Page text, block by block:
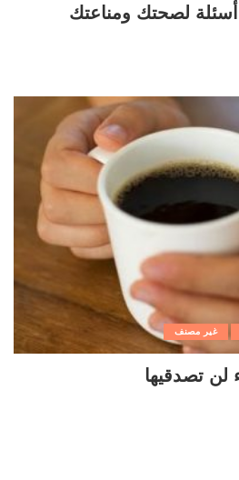
الزنك وأهميته فى 4 أسئلة لصحتك ومناعتك
غير مصنف